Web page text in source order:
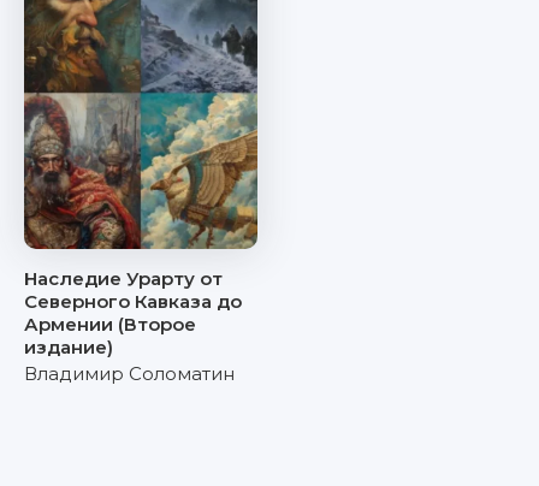
Наследие Урарту от
Северного Кавказа до
Армении (Второе
издание)
Владимир Соломатин